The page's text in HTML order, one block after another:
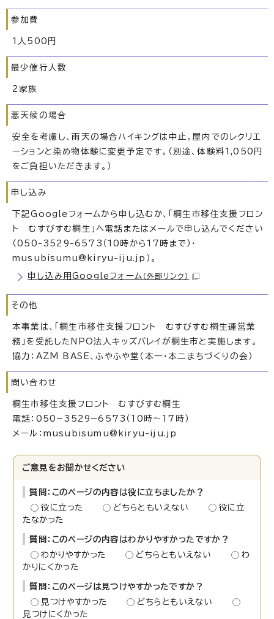
参加費
1人500円
最少催行人数
2家族
悪天候の場合
安全を考慮し、雨天の場合ハイキングは中止。屋内でのレクリエ
ーションと染め物体験に変更予定です。（別途、体験料1,050円
をご負担いただきます。）
申し込み
下記Googleフォームから申し込むか、「桐生市移住支援フロン
ト むすびすむ桐生」へ電話またはメールで申し込んでください
（050-3529-6573（10時から17時まで）・
musubisumu@kiryu-iju.jp）。
申し込み用Googleフォーム （外部リンク）
その他
本事業は、「桐生市移住支援フロント むすびすむ桐生運営業
務」を受託したNPO法人キッズバレイが桐生市と実施します。
協力：AZM BASE、ふやふや堂（本一・本二まちづくりの会）
問い合わせ
桐生市移住支援フロント むすびすむ桐生
電話：050−3529−6573（10時〜17時）
メール：musubisumu@kiryu-iju.jp
ご意見をお聞かせください
質問：このページの内容は役に立ちましたか？
役に立った
どちらともいえない
役に立
たなかった
質問：このページの内容はわかりやすかったですか？
わかりやすかった
どちらともいえない
わ
かりにくかった
質問：このページは見つけやすかったですか？
見つけやすかった
どちらともいえない
見つけにくかった